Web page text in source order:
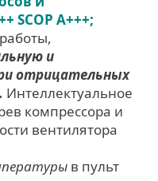
SCOP A+++;
и
отрицательных
Интеллектуальное
компрессора и
вентилятора
в пульт